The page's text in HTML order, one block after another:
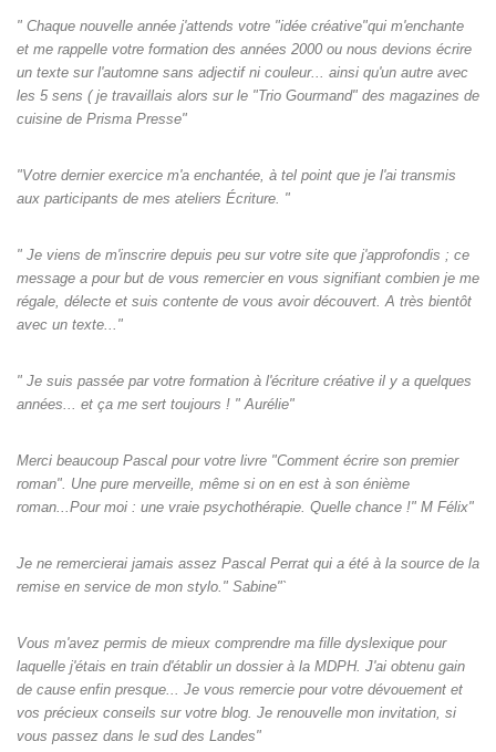
" Chaque nouvelle année j'attends votre "idée créative"qui m'enchante
et me rappelle votre formation des années 2000 ou nous devions écrire
un texte sur l'automne sans adjectif ni couleur... ainsi qu'un autre avec
les 5 sens ( je travaillais alors sur le "Trio Gourmand" des magazines de
cuisine de Prisma Presse"
"Votre dernier exercice m'a enchantée, à tel point que je l'ai transmis
aux participants de mes ateliers Écriture. "
" Je viens de m'inscrire depuis peu sur votre site que j'approfondis ; ce
message a pour but de vous remercier en vous signifiant combien je me
régale, délecte et suis contente de vous avoir découvert. A très bientôt
avec un texte..."
" Je suis passée par votre formation à l'écriture créative il y a quelques
années... et ça me sert toujours ! " Aurélie"
Merci beaucoup Pascal pour votre livre "Comment écrire son premier
roman". Une pure merveille, même si on en est à son énième
roman...Pour moi : une vraie psychothérapie. Quelle chance !" M Félix"
Je ne remercierai jamais assez Pascal Perrat qui a été à la source de la
remise en service de mon stylo." Sabine"`
Vous m'avez permis de mieux comprendre ma fille dyslexique pour
laquelle j'étais en train d'établir un dossier à la MDPH. J'ai obtenu gain
de cause enfin presque... Je vous remercie pour votre dévouement et
vos précieux conseils sur votre blog. Je renouvelle mon invitation, si
vous passez dans le sud des Landes"